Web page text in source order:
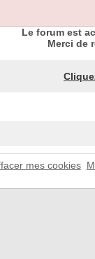
Le forum est
Merci de
mes cookies